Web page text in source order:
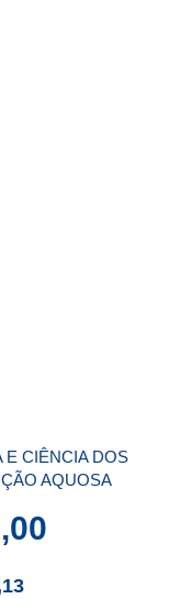
E CIÊNCIA DOS
AQUOSA